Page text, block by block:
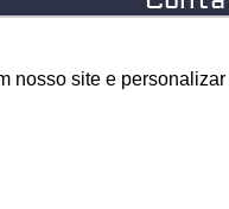
nosso site e personalizar
nosso site e personalizar